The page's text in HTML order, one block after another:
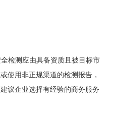
检测应由具备资质且被目标市
使用非正规渠道的检测报告，
议企业选择有经验的商务服务